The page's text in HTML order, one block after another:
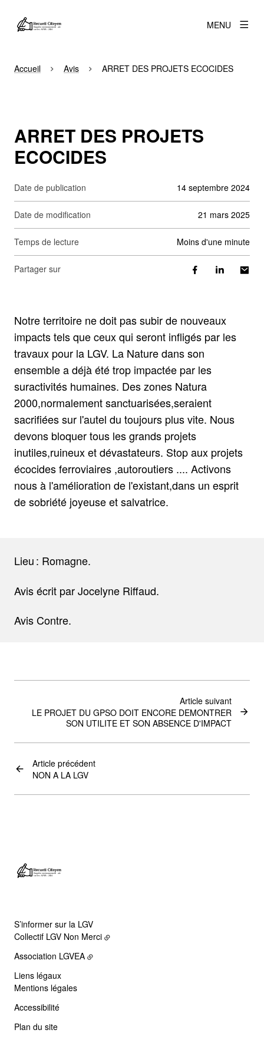
MENU
Accueil Avis ARRET DES PROJETS ECOCIDES
ARRET DES PROJETS
ECOCIDES
Date de publication 14 septembre 2024
Date de modification 21 mars 2025
Temps de lecture moins d'une minute
Partager sur
Notre territoire ne doit pas subir de nouveaux
impacts tels que ceux qui seront infligés par les
travaux pour la LGV. La Nature dans son
ensemble a déjà été trop impactée par les
suractivités humaines. Des zones Natura
2000,normalement sanctuarisées,seraient
sacrifiées sur l'autel du toujours plus vite. Nous
devons bloquer tous les grands projets
inutiles,ruineux et dévastateurs. Stop aux projets
écocides ferroviaires ,autoroutiers .... Activons
nous à l'amélioration de l'existant,dans un esprit
de sobriété joyeuse et salvatrice.
Lieu : Romagne.
Avis écrit par Jocelyne Riffaud.
Avis Contre.
Article précédent
NON A LA LGV
Article suivant
LE PROJET DU GPSO DOIT ENCORE DEMONTRER
SON UTILITE ET SON ABSENCE D'IMPACT
S’informer sur la LGV
Collectif LGV Non Merci
Association LGVEA
Liens légaux
Mentions légales
Accessibilité
Plan du site